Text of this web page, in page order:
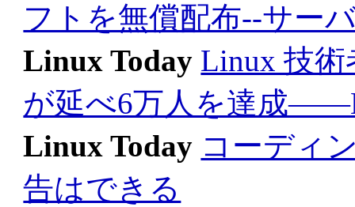
フトを無償配布--サー
Linux Today Linux 技
が延べ6万人を達成
Linux Today コーディ
告はできる